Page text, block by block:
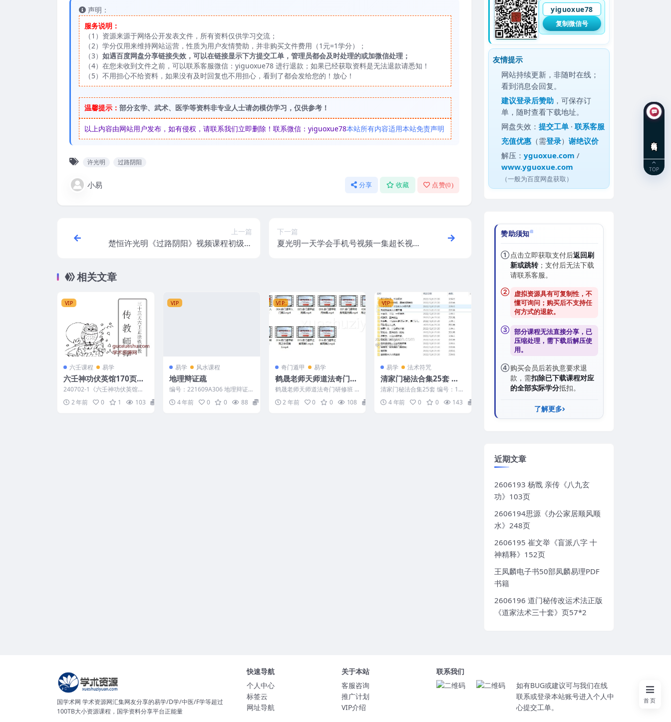
声明：
服务说明：
（1）资源来源于网络公开发表文件，所有资料仅供学习交流；
（2）学分仅用来维持网站运营，性质为用户友情赞助，并非购买文件费用（1元=1学分）；
（3） 如遇百度网盘分享链接失效，可以在链接显示下方提交工单，管理员都会及时处理的或加微信处理；
（4）在您未收到文件之前，可以联系客服微信：yiguoxue78 进行退款；如果已经获取资料是无法退款请悉知！
（5）不用担心不给资料，如果没有及时回复也不用担心，看到了都会发给您的！放心！
温馨提示： 部分玄学、武术、医学等资料非专业人士请勿模仿学习，仅供参考！
以上内容由网站用户发布，如有侵权，请联系我们立即删除！联系微信：yiguoxue78本站所有内容适用本站免责声明
许光明 过路阴阳
小易 分享 收藏 点赞(0)
上一篇
楚恒许光明《过路阴阳》视频课程初级班
下一篇
夏光明一天学会手机号视频一集超长视
相关文章
VIP
六壬课程 易学
六壬神功伏英馆170页
（曾法平丶彭法奕一脉）
240702-1《六壬神功伏英馆、
传教师法本》传教师法本170页.
pdf2 年前 0 1 103
VIP
易学 风水课程
地理辩证疏
编号：221609A306 地理辩证
4 年前 0 0 88
VIP
奇门遁甲 易学
鹤晟老师天师道法奇门研
修班16集视频
鹤晟老师天师道法奇门研修班 2
405097 001.奇门遁甲研修班第
一课.mp4...
2 年前 0 0 108
VIP
易学 法术符咒
清家门秘法合集25套 戊
己土老师
清家门秘法合集25套 编号：12
DF0125 道家阵法教学资料,清家
门25套合集...
4 年前 0 0 143
yiguoxue78
复制微信号
友情提示
网站持续更新，非随时在线；
看到消息会回复。
建议登录后赞助 ，可保存订
单，随时查看下载地址。
网盘失效：提交工单 ·联系客服
充值优惠 （需登录）谢绝议价
解压：yguoxue.com /
www.yguoxue.com
（一般为百度网盘获取）
赞助须知
①点击立即获取支付后返回刷
新或跳转；支付后无法下载
请联系客服。
②
虚拟资源具有可复制性，不
懂可询问；购买后不支持任
何方式的退款。
③ 部分课程无法直接分享，已
压缩处理，需下载后解压使
用。
④购买会员后若执意要求退
款，需扣除已下载课程对应
的全部实际学分抵扣。
了解更多
近期文章
2606193 杨戬 亲传《八九玄
功》103页
2606194思源《办公家居顺风顺
水》248页
2606195 崔文举《盲派八字 十
神精释》152页
王凤麟电子书50部凤麟易理PDF
书籍
2606196 道门秘传改运术法正版
《道家法术三十套》页57*2
国学术网 学术资源网汇集网友分享的易学/D学/中医/F学等超过
100TB大小资源课程，国学资料分享平台正能量
快速导航
个人中心
标签云
网址导航
关于本站
客服咨询
推广计划
VIP介绍
联系我们
如有BUG或建议可与我们在线
联系或登录本站账号进入个人中
心提交工单。
首页
TOP